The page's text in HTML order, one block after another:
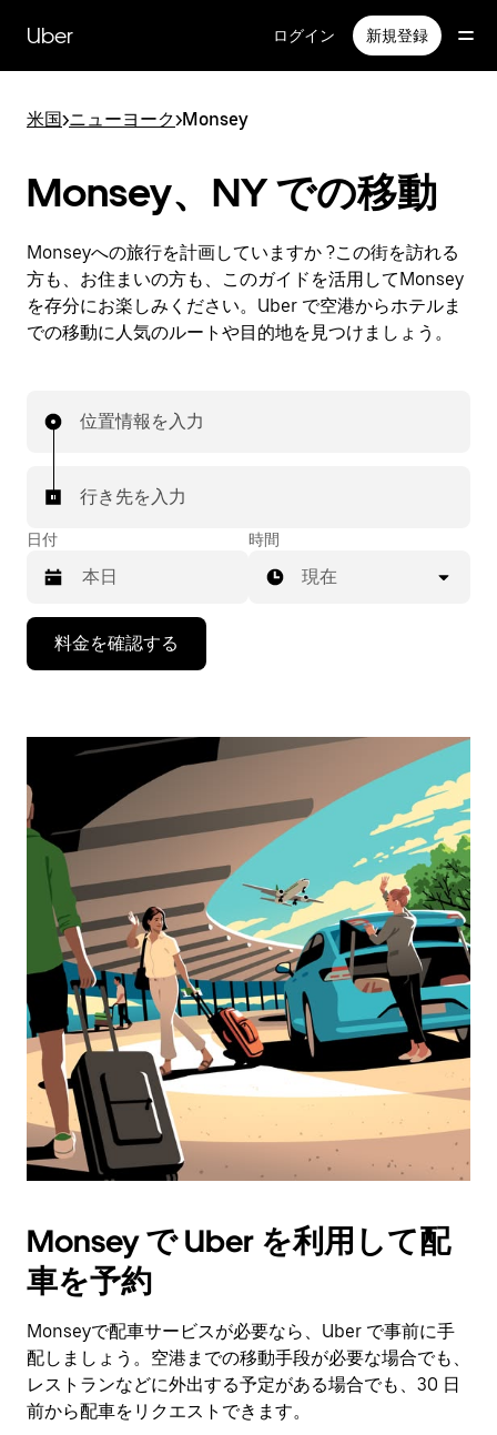
Uber ログイン 新規登録
米国>ニューヨーク>Monsey
Monsey、NY での移動
Monseyへの旅行を計画していますか ?この街を訪れる
方も、お住まいの方も、このガイドを活用してMonsey
を存分にお楽しみください。Uber で空港からホテルま
での移動に人気のルートや目的地を見つけましょう。
位置情報を入力
行き先を入力
日付
レ
ン
ダ
し、
付
を
選
択
し
ま
す。
ESC
ン
で
カ
ン
ダ
ー
を
閉
時間
現在
料金を確認する
Monsey で Uber を利用して配
車を予約
Monseyで配車サービスが必要なら、Uber で事前に手
配しましょう。空港までの移動手段が必要な場合でも、
レストランなどに外出する予定がある場合でも、30 日
前から配車をリクエストできます。